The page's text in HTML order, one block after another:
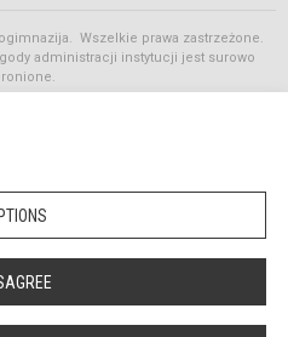
Wszelkie prawa zastrzeżone.
administracji instytucji jest surowo